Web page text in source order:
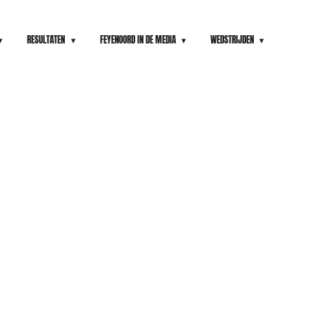
RESULTATEN FEYENOORD IN DE MEDIA WEDSTRIJDEN